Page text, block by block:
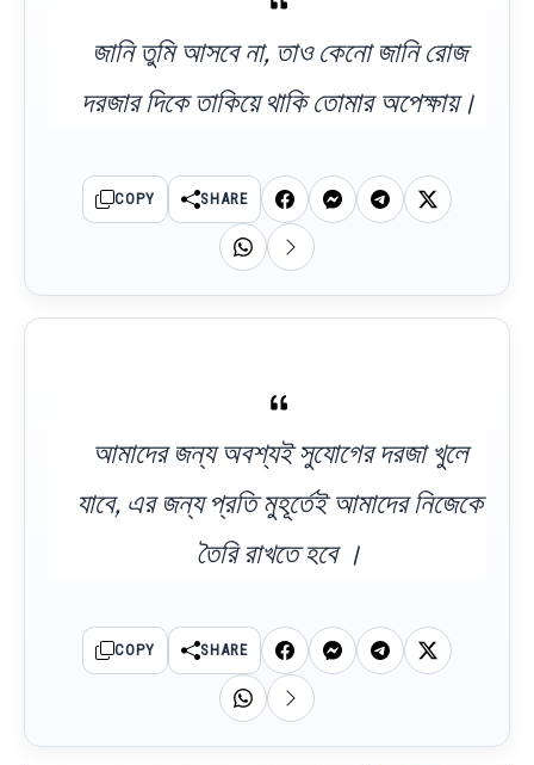
জানি তুমি আসবে না, তাও কেনো জানি রোজ
দরজার দিকে তাকিয়ে থাকি তোমার অপেক্ষায়।
COPY SHARE
আমাদের জন্য অবশ্যই সুযোগের দরজা খুলে
যাবে, এর জন্য প্রতি মুহূর্তেই আমাদের নিজেকে
তৈরি রাখতে হবে ।
COPY SHARE